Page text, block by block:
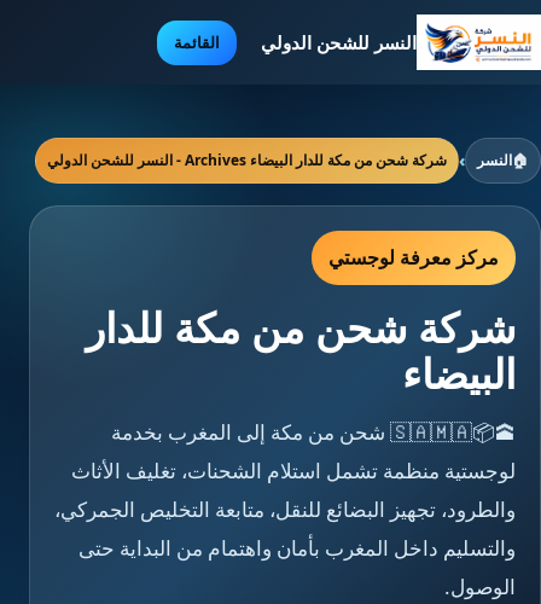
النسر للشحن الدولي القائمة
🏠النسر › شركة شحن من مكة للدار البيضاء Archives - النسر للشحن الدولي
مركز معرفة لوجستي
شركة شحن من مكة للدار
البيضاء
🕋📦🇸🇦🇲🇦 شحن من مكة إلى المغرب بخدمة
لوجستية منظمة تشمل استلام الشحنات، تغليف الأثاث
والطرود، تجهيز البضائع للنقل، متابعة التخليص الجمركي،
والتسليم داخل المغرب بأمان واهتمام من البداية حتى
الوصول.